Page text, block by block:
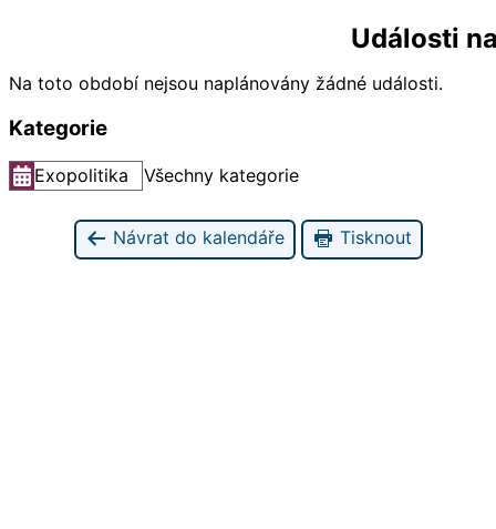
Události
Na toto období nejsou naplánovány žádné události.
Kategorie
Exopolitika Všechny kategorie
Návrat do kalendáře Tisknout